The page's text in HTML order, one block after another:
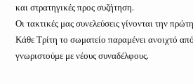
και στρατηγικές προς συζήτηση.
Οι τακτικές μας συνελεύσεις γίνονται την
Κάθε Τρίτη το σωματείο παραμένει ανοιχτό από
γνωριστούμε με νέους συναδέλφους.